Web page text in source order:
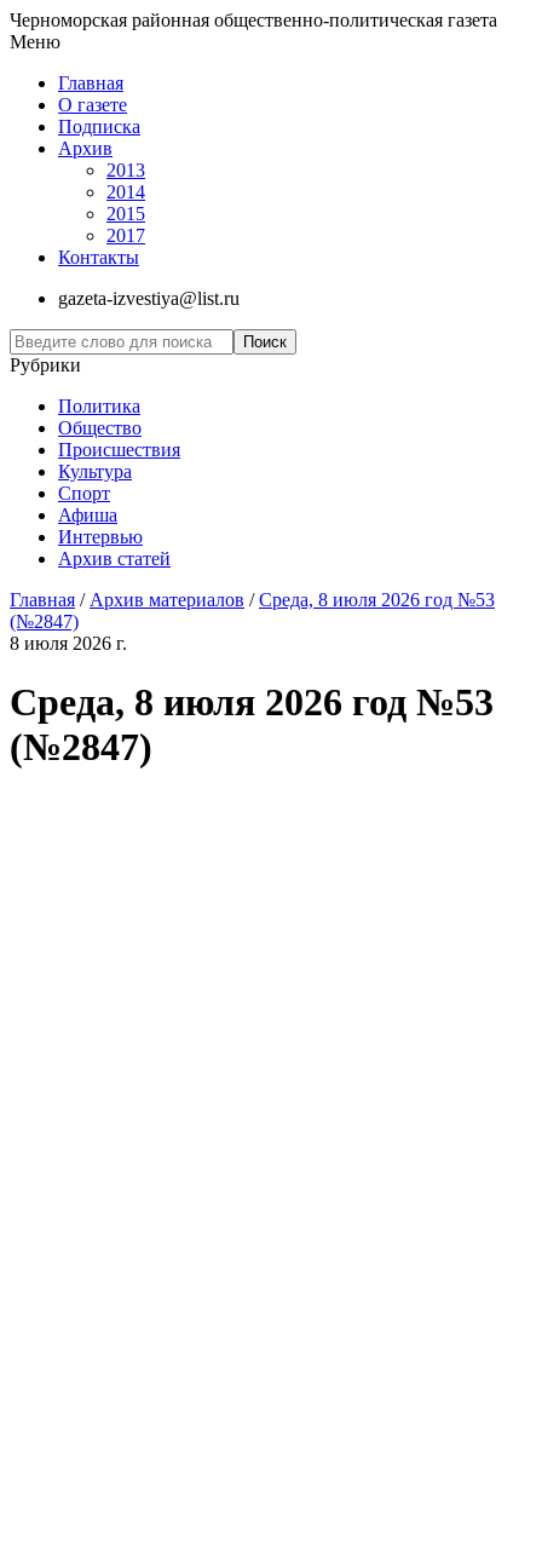
Черноморская районная общественно-политическая газета
Меню
Главная
О газете
Подписка
Архив
2013
2014
2015
2017
Контакты
gazeta-izvestiya@list.ru
Рубрики
Политика
Общество
Проиcшествия
Культура
Спорт
Афиша
Интервью
Архив статей
Главная / Архив материалов /Среда, 8 июля 2026 год №53
(№2847)
8 июля 2026 г.
Среда, 8 июля 2026 год №53
(№2847)